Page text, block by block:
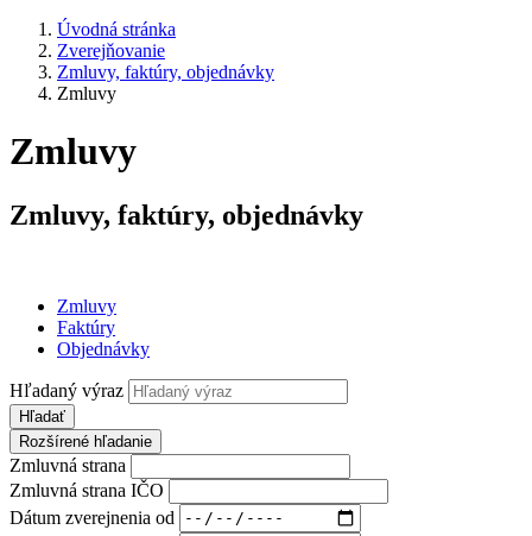
Úvodná stránka
Zverejňovanie
Zmluvy, faktúry, objednávky
Zmluvy
Zmluvy
Zmluvy, faktúry, objednávky
Zmluvy
Faktúry
Objednávky
Hľadaný výraz
Hľadať
Rozšírené hľadanie
Zmluvná strana
Zmluvná strana IČO
Dátum zverejnenia od